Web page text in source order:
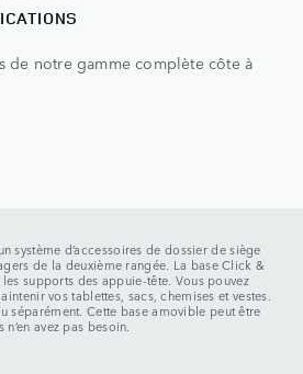
de notre gamme complète côte à
système d’accessoires de dossier de siège
de la deuxième rangée. La base Click &
supports des appuie-tête. Vous pouvez
vos tablettes, sacs, chemises et vestes.
séparément. Cette base amovible peut être
avez pas besoin.